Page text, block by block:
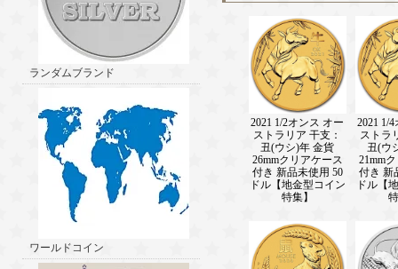
ランダムブランド
ワールドコイン
2021 1/2オンス オー
ストラリア 干支：
丑(ウシ)年 金貨
26mmクリアケース
付き 新品未使用 50
ドル【地金型コイン
特集】
2021 1/
ストラ
丑(ウ
21mm
付き 新
ドル【